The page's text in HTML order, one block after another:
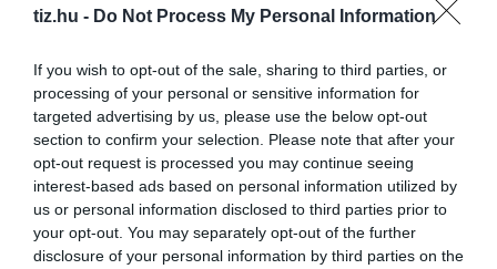
tiz.hu - Do Not Process My Personal Information
If you wish to opt-out of the sale, sharing to third parties, or
processing of your personal or sensitive information for
targeted advertising by us, please use the below opt-out
section to confirm your selection. Please note that after your
opt-out request is processed you may continue seeing
interest-based ads based on personal information utilized by
us or personal information disclosed to third parties prior to
your opt-out. You may separately opt-out of the further
disclosure of your personal information by third parties on the
Kvíz-mix: Jó válasz, rossz válasz? Csak 8 kérdés
Műveltségi kvíz: Sok-sok érdekesség a nagyvilágból
Kvíz-mix: Megbirkózol ezekkel a kérdésekkel?